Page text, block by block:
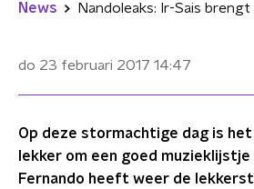
News
do 23 februari 2017 14:47
Op deze stormachtige dag is
lekker om een goed
Fernando heeft weer de